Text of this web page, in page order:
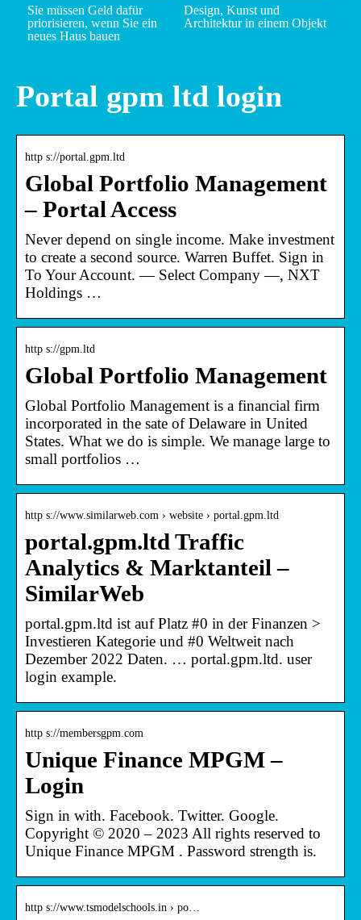
Sie müssen Geld dafür
priorisieren, wenn Sie ein
neues Haus bauen
Design, Kunst und
Architektur in einem Objekt
Portal gpm ltd login
http s://portal.gpm.ltd
Global Portfolio Management
– Portal Access
Never depend on single income. Make investment
to create a second source. Warren Buffet. Sign in
To Your Account. — Select Company —, NXT
Holdings …
http s://gpm.ltd
Global Portfolio Management
Global Portfolio Management is a financial firm
incorporated in the sate of Delaware in United
States. What we do is simple. We manage large to
small portfolios …
http s://www.similarweb.com › website › portal.gpm.ltd
portal.gpm.ltd Traffic
Analytics & Marktanteil –
SimilarWeb
portal.gpm.ltd ist auf Platz #0 in der Finanzen >
Investieren Kategorie und #0 Weltweit nach
Dezember 2022 Daten. … portal.gpm.ltd. user
login example.
http s://membersgpm.com
Unique Finance MPGM –
Login
Sign in with. Facebook. Twitter. Google.
Copyright © 2020 – 2023 All rights reserved to
Unique Finance MPGM . Password strength is.
http s://www.tsmodelschools.in › po…